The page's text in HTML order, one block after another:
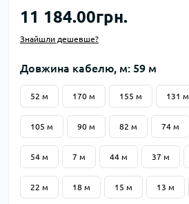
11 184.00грн.
Знайшли дешевше?
Довжина кабелю, м: 59 м
52 м 170 м 155 м 131 м
105 м 90 м 82 м 74 м
54 м 7 м 44 м 37 м
22 м 18 м 15 м 13 м